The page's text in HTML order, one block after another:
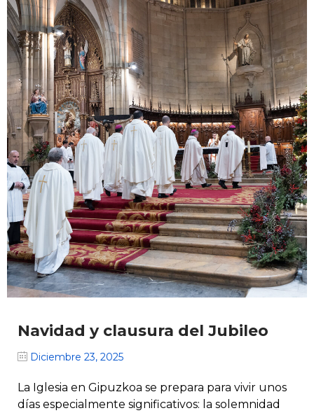
Navidad y clausura del Jubileo
Diciembre 23, 2025
La Iglesia en Gipuzkoa se prepara para vivir unos
días especialmente significativos: la solemnidad